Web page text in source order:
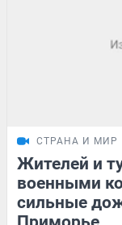
СТРАНА И МИР
Жителей и
военными
сильные